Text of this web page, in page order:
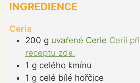
INGREDIENCE
Ceria
200 g uvařené Cerie Cerii
receptu zde.
1 g celého kmínu
1 g celé bílé hořčice